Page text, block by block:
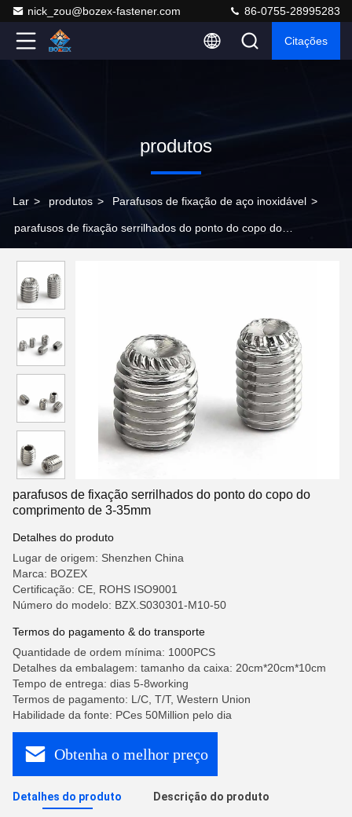
nick_zou@bozex-fastener.com 86-0755-28995283
Citações
produtos
Lar > produtos > Parafusos de fixação de aço inoxidável >
parafusos de fixação serrilhados do ponto do copo do
parafusos de fixação serrilhados do ponto do copo do
comprimento de 3-35mm
Detalhes do produto
Lugar de origem: Shenzhen China
Marca: BOZEX
Certificação: CE, ROHS ISO9001
Número do modelo: BZX.S030301-M10-50
Termos do pagamento & do transporte
Quantidade de ordem mínima: 1000PCS
Detalhes da embalagem: tamanho da caixa: 20cm*20cm*10cm
Tempo de entrega: dias 5-8working
Termos de pagamento: L/C, T/T, Western Union
Habilidade da fonte: PCes 50Million pelo dia
Obtenha o melhor preço
Detalhes do produto Descrição do produto